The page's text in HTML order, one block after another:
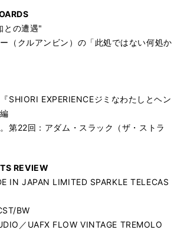
との遭遇"
（クルアンビン）の「此処ではない何処か
SHIORI EXPERIENCEジミなわたしとヘン
第22回：アダム・スラック（ザ・ストラ
REVIEW
IN JAPAN LIMITED SPARKLE TELECAS
BW
／UAFX FLOW VINTAGE TREMOLO